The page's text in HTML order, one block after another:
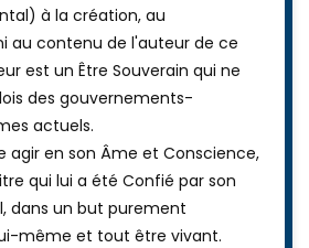
à la création, au
au contenu de l'auteur de ce
est un Être Souverain qui ne
des gouvernements-
actuels.
agir en son Âme et Conscience,
qui lui a été Confié par son
dans un but purement
même et tout être vivant.